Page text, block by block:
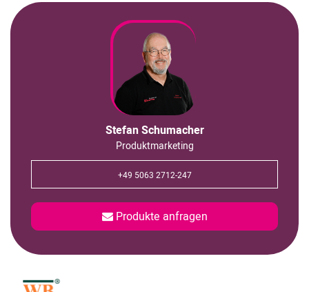
Stefan Schumacher
Produktmarketing
+49 5063 2712-247
Produkte anfragen